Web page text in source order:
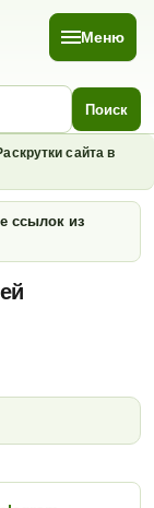
Меню
Поиск
сайта в
ссылок из